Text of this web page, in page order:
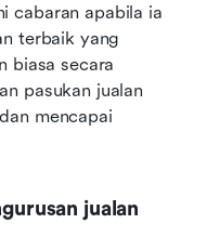
cabaran apabila ia
terbaik yang
biasa secara
pasukan jualan
mencapai
jualan